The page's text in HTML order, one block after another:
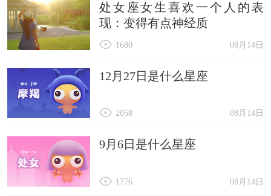
处女座女生喜欢一个人的表
现：变得有点神经质
08月14日
1680
12月27日是什么星座
08月14日
2058
9月6日是什么星座
08月14日
1776